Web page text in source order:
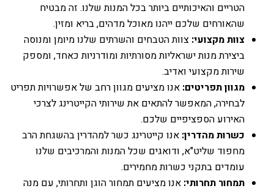
הטריים והאיכותיים ביותר בכל המנות שלנו. זה מבטיח
שהאורחים שלכם ייהנו מאוכל מדהים, בריא ומזין.
צוות מקצועי: צוות הטבחים והשרתים שלנו מיומן ומנוסה
ביצירת מנות ישראליות מסורתיות ומודרניות כאחד, ומספק
שירות מקצועי ואדיב.
מגוון תפריטים: אנו מציעים מגוון רחב של אפשרויות תפריט
לבחירה, המאפשר להתאים את שירותי הקייטרינג לצרכי
האירוע הספציפיים שלכם.
כשרות מהדרין: אנו קייטרינג כשר למהדרין בהשגחת הרב
מחפוד שליט"א, ודואגים שכל המנות והמרכיבים שלנו
עומדים בתקני כשרות מחמירים.
תמחור תחרותי: אנו מציעים תמחור הוגן ותחרותי, עם מנה